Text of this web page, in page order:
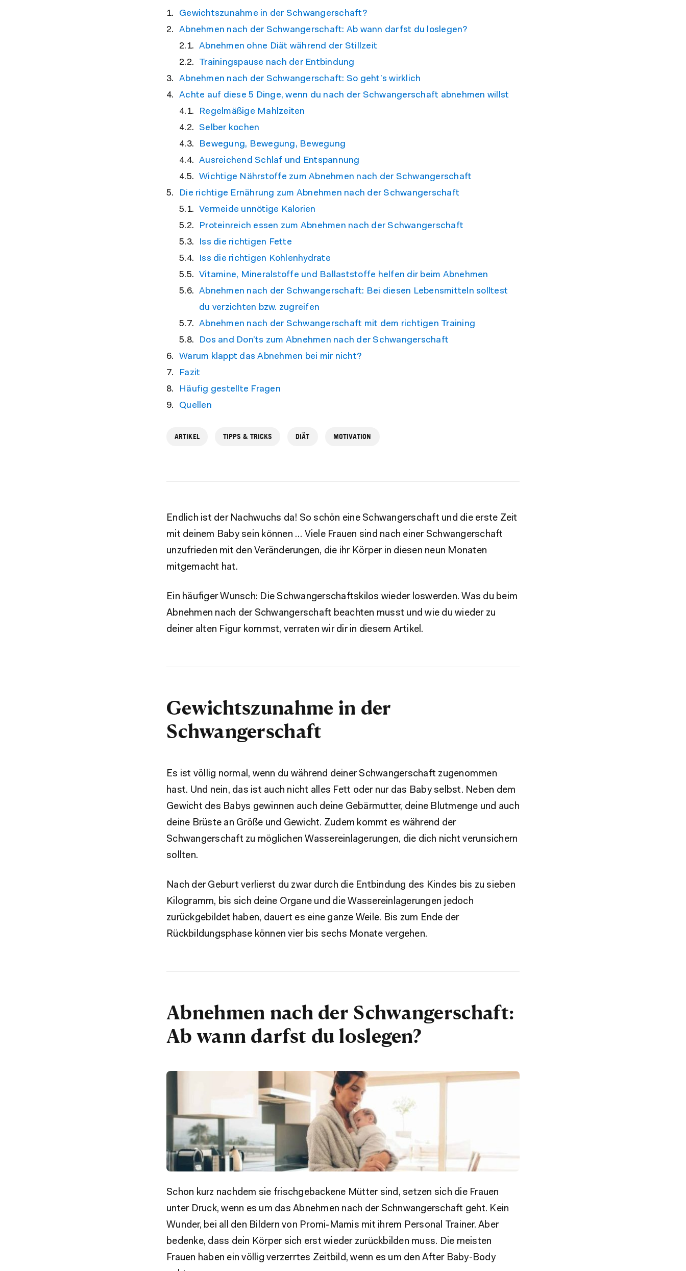
Gewichtszunahme in der Schwangerschaft?
Abnehmen nach der Schwangerschaft: Ab wann darfst du loslegen?
Abnehmen ohne Diät während der Stillzeit
Trainingspause nach der Entbindung
Abnehmen nach der Schwangerschaft: So geht’s wirklich
Achte auf diese 5 Dinge, wenn du nach der Schwangerschaft abnehmen willst
Regelmäßige Mahlzeiten
Selber kochen
Bewegung, Bewegung, Bewegung
Ausreichend Schlaf und Entspannung
Wichtige Nährstoffe zum Abnehmen nach der Schwangerschaft
Die richtige Ernährung zum Abnehmen nach der Schwangerschaft
Vermeide unnötige Kalorien
Proteinreich essen zum Abnehmen nach der Schwangerschaft
Iss die richtigen Fette
Iss die richtigen Kohlenhydrate
Vitamine, Mineralstoffe und Ballaststoffe helfen dir beim Abnehmen
Abnehmen nach der Schwangerschaft: Bei diesen Lebensmitteln solltest
du verzichten bzw. zugreifen
Abnehmen nach der Schwangerschaft mit dem richtigen Training
Dos and Don’ts zum Abnehmen nach der Schwangerschaft
Warum klappt das Abnehmen bei mir nicht?
Fazit
Häufig gestellte Fragen
Quellen
ARTIKEL TIPPS & TRICKS DIÄT MOTIVATION
Endlich ist der Nachwuchs da! So schön eine Schwangerschaft und die erste Zeit
mit deinem Baby sein können … Viele Frauen sind nach einer Schwangerschaft
unzufrieden mit den Veränderungen, die ihr Körper in diesen neun Monaten
mitgemacht hat.
Ein häufiger Wunsch: Die Schwangerschaftskilos wieder loswerden. Was du beim
Abnehmen nach der Schwangerschaft beachten musst und wie du wieder zu
deiner alten Figur kommst, verraten wir dir in diesem Artikel.
Gewichtszunahme in der
Schwangerschaft
Es ist völlig normal, wenn du während deiner Schwangerschaft zugenommen
hast. Und nein, das ist auch nicht alles Fett oder nur das Baby selbst. Neben dem
Gewicht des Babys gewinnen auch deine Gebärmutter, deine Blutmenge und auch
deine Brüste an Größe und Gewicht. Zudem kommt es während der
Schwangerschaft zu möglichen Wassereinlagerungen, die dich nicht verunsichern
sollten.
Nach der Geburt verlierst du zwar durch die Entbindung des Kindes bis zu sieben
Kilogramm, bis sich deine Organe und die Wassereinlagerungen jedoch
zurückgebildet haben, dauert es eine ganze Weile. Bis zum Ende der
Rückbildungsphase können vier bis sechs Monate vergehen.
Abnehmen nach der Schwangerschaft:
Ab wann darfst du loslegen?
Schon kurz nachdem sie frischgebackene Mütter sind, setzen sich die Frauen
unter Druck, wenn es um das Abnehmen nach der Schnwangerschaft geht. Kein
Wunder, bei all den Bildern von Promi-Mamis mit ihrem Personal Trainer. Aber
bedenke, dass dein Körper sich erst wieder zurückbilden muss. Die meisten
Frauen haben ein völlig verzerrtes Zeitbild, wenn es um den After Baby-Body